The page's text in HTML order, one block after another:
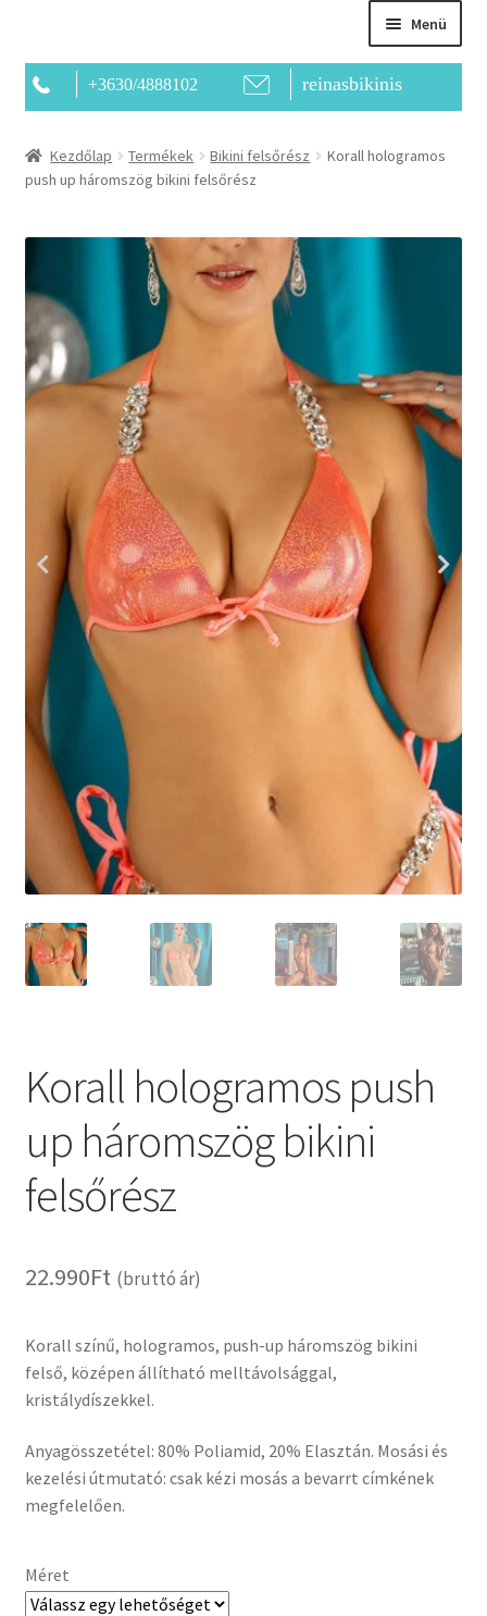
Menü
Bemutatkozás
Termékek
Kosár
+3630/4888102 reinasbikinis
Kezdőlap Termékek Bikini felsőrész
Korall hologramos
push up háromszög bikini felsőrész
Korall hologramos push
up háromszög bikini
felsőrész
22.990Ft (bruttó ár)
Korall színű, hologramos, push-up háromszög bikini
felső, középen állítható melltávolsággal,
kristálydíszekkel.
Anyagösszetétel: 80% Poliamid, 20% Elasztán. Mosási és
kezelési útmutató: csak kézi mosás a bevarrt címkének
megfelelően.
Méret